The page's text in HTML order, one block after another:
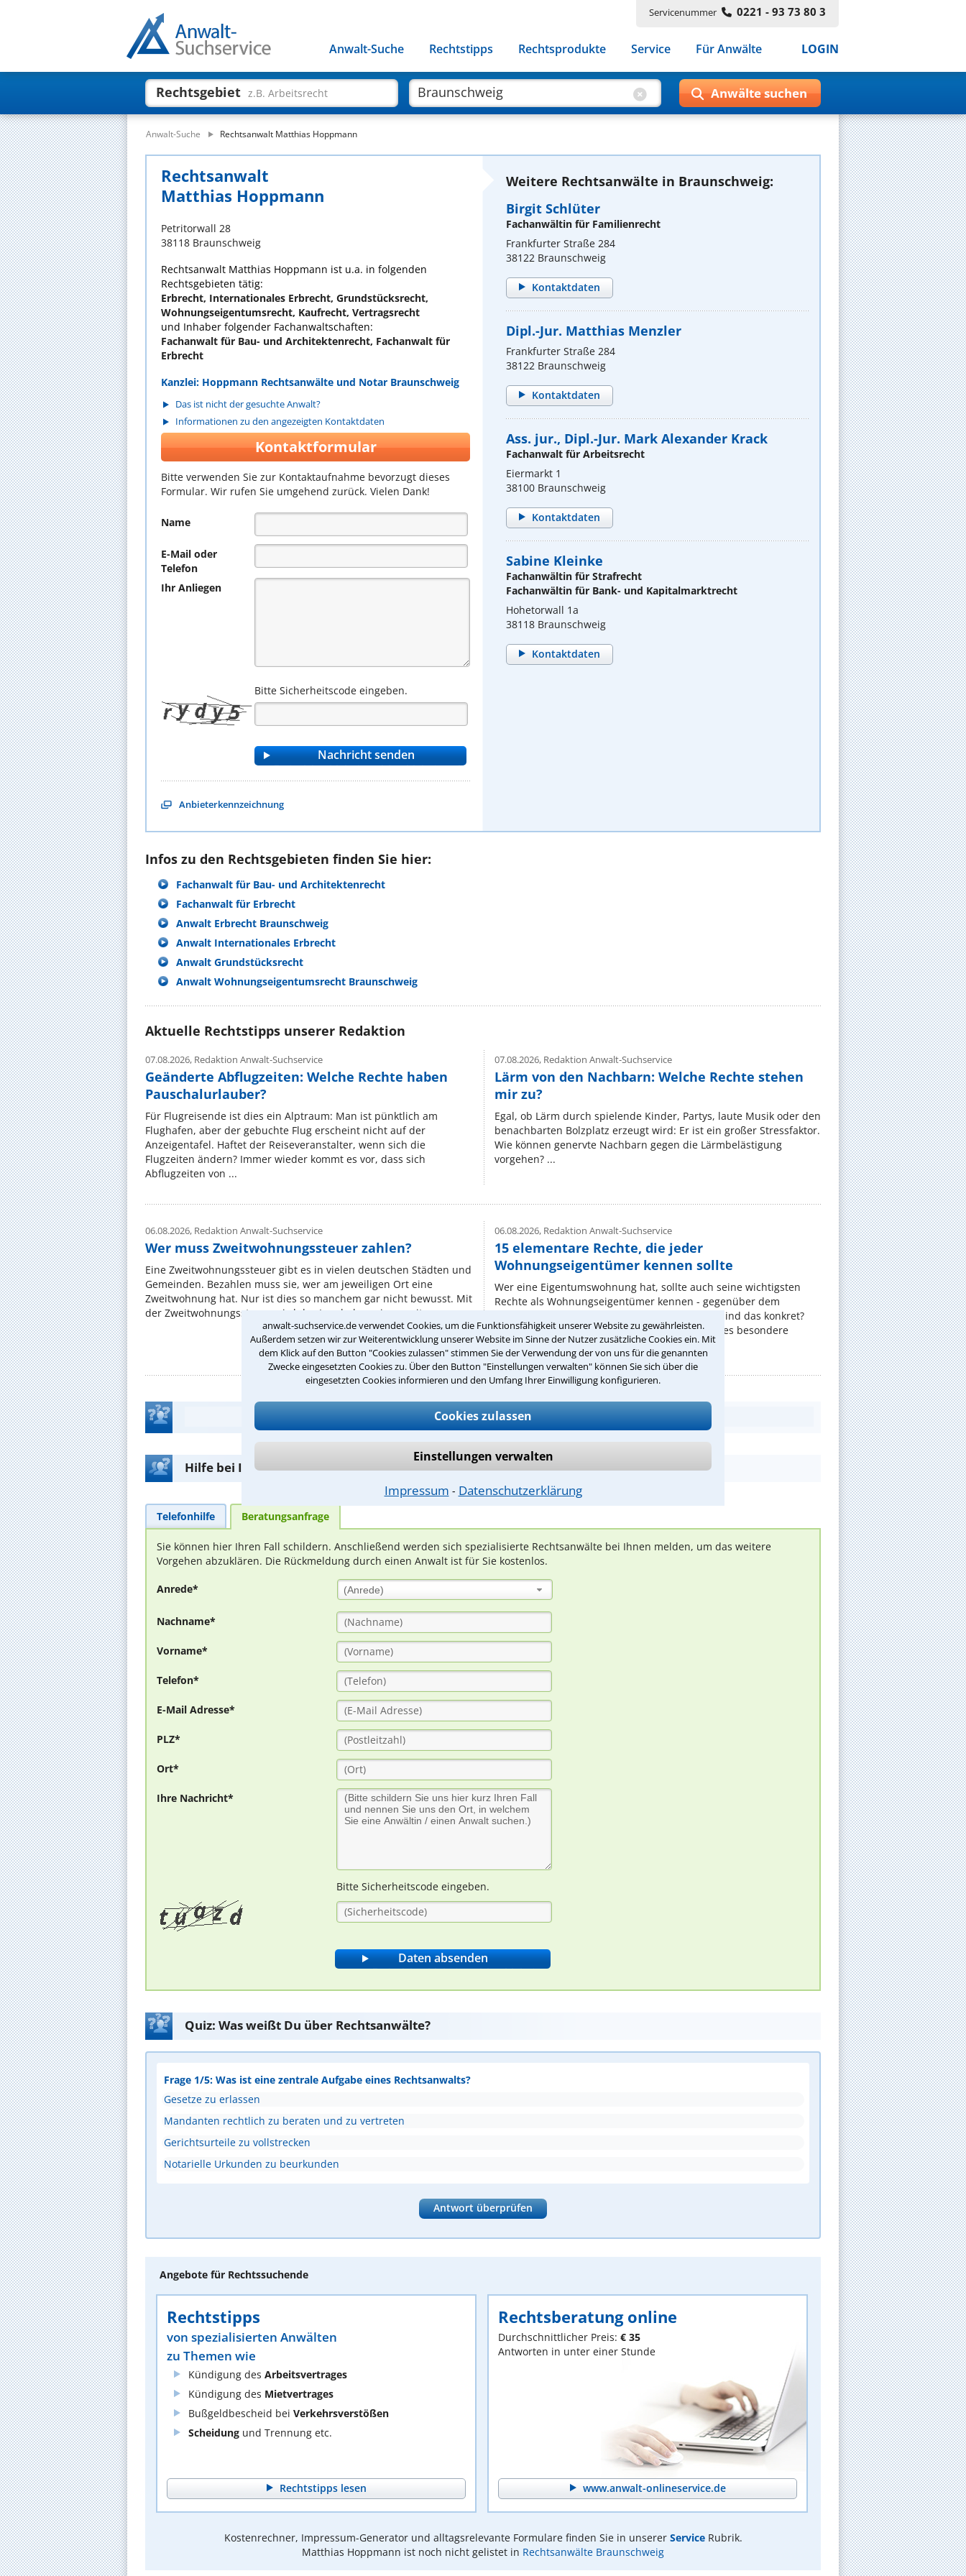
anwalt-suchservice.de verwendet Cookies, um die Funktionsfähigkeit unserer Website zu gewährleisten.
Außerdem setzen wir zur Weiterentwicklung unserer Website im Sinne der Nutzer zusätzliche Cookies ein. Mit
dem Klick auf den Button "Cookies zulassen" stimmen Sie der Verwendung der von uns für die genannten
Zwecke eingesetzten Cookies zu. Über den Button "Einstellungen verwalten" können Sie sich über die
eingesetzten Cookies informieren und den Umfang Ihrer Einwilligung konfigurieren.
Cookies zulassen
Einstellungen verwalten
Impressum ⁃ Datenschutzerklärung
Servicenummer 0221 - 93 73 80 3
Anwalt-Suche Rechtstipps Rechtsprodukte Service Für Anwälte LOGIN
Rechtsgebiet z.B. Arbeitsrecht
Anwalt-Suche Rechtsanwalt Matthias Hoppmann
Rechtsanwalt
Matthias Hoppmann
Petritorwall 28
38118 Braunschweig
Rechtsanwalt Matthias Hoppmann ist u.a. in folgenden
Rechtsgebieten tätig:
Erbrecht, Internationales Erbrecht, Grundstücksrecht,
Wohnungseigentumsrecht, Kaufrecht, Vertragsrecht
und Inhaber folgender Fachanwaltschaften:
Fachanwalt für Bau- und Architektenrecht, Fachanwalt für
Erbrecht
Kanzlei: Hoppmann Rechtsanwälte und Notar Braunschweig
Das ist nicht der gesuchte Anwalt?
Informationen zu den angezeigten Kontaktdaten
Kontaktformular
Bitte verwenden Sie zur Kontaktaufnahme bevorzugt dieses
Formular. Wir rufen Sie umgehend zurück. Vielen Dank!
Name
E-Mail oder
Telefon
Ihr Anliegen
Bitte Sicherheitscode eingeben.
Anbieterkennzeichnung
Weitere Rechtsanwälte in Braunschweig:
Birgit Schlüter
Fachanwältin für Familienrecht
Frankfurter Straße 284
38122 Braunschweig
Kontaktdaten
Dipl.-Jur. Matthias Menzler
Frankfurter Straße 284
38122 Braunschweig
Kontaktdaten
Ass. jur., Dipl.-Jur. Mark Alexander Krack
Fachanwalt für Arbeitsrecht
Eiermarkt 1
38100 Braunschweig
Kontaktdaten
Sabine Kleinke
Fachanwältin für Strafrecht
Fachanwältin für Bank- und Kapitalmarktrecht
Hohetorwall 1a
38118 Braunschweig
Kontaktdaten
Infos zu den Rechtsgebieten finden Sie hier:
Fachanwalt für Bau- und Architektenrecht
Fachanwalt für Erbrecht
Anwalt Erbrecht Braunschweig
Anwalt Internationales Erbrecht
Anwalt Grundstücksrecht
Anwalt Wohnungseigentumsrecht Braunschweig
Aktuelle Rechtstipps unserer Redaktion
07.08.2026, Redaktion Anwalt-Suchservice
Geänderte Abflugzeiten: Welche Rechte haben
Pauschalurlauber?
Für Flugreisende ist dies ein Alptraum: Man ist pünktlich am
Flughafen, aber der gebuchte Flug erscheint nicht auf der
Anzeigentafel. Haftet der Reiseveranstalter, wenn sich die
Flugzeiten ändern? Immer wieder kommt es vor, dass sich
Abflugzeiten von ...
07.08.2026,Redaktion Anwalt-Suchservice
Lärm von den Nachbarn: Welche Rechte stehen
mir zu?
Egal, ob Lärm durch spielende Kinder, Partys, laute Musik oder den
benachbarten Bolzplatz erzeugt wird: Er ist ein großer Stressfaktor.
Wie können genervte Nachbarn gegen die Lärmbelästigung
vorgehen? ...
06.08.2026, Redaktion Anwalt-Suchservice
Wer muss Zweitwohnungssteuer zahlen?
Eine Zweitwohnungssteuer gibt es in vielen deutschen Städten und
Gemeinden. Bezahlen muss sie, wer am jeweiligen Ort eine
Zweitwohnung hat. Nur ist dies so manchem gar nicht bewusst. Mit
der Zweitwohnungssteuer wird das Innehaben einer weiteren ...
06.08.2026,Redaktion Anwalt-Suchservice
15 elementare Rechte, die jeder
Wohnungseigentümer kennen sollte
Wer eine Eigentumswohnung hat, sollte auch seine wichtigsten
Rechte als Wohnungseigentümer kennen - gegenüber dem
Verwalter und der Gemeinschaft. Aber welche sind das konkret?
Für Wohnungseigentümergemeinschaften gibt es besondere
Regeln, niedergelegt ...
Teste Dein Rechtswissen
Hilfe bei Ihrer Anwaltsuche?
Telefonhilfe Beratungsanfrage
Sie können hier Ihren Fall schildern. Anschließend werden sich spezialisierte Rechtsanwälte bei Ihnen melden, um das weitere
Vorgehen abzuklären. Die Rückmeldung durch einen Anwalt ist für Sie kostenlos.
Anrede* (Anrede)
Nachname*
Vorname*
Telefon*
E-Mail Adresse*
PLZ*
Ort*
Ihre Nachricht*
Bitte Sicherheitscode eingeben.
Quiz: Was weißt Du über Rechtsanwälte?
Frage 1/5: Was ist eine zentrale Aufgabe eines Rechtsanwalts?
Gesetze zu erlassen
Mandanten rechtlich zu beraten und zu vertreten
Gerichtsurteile zu vollstrecken
Notarielle Urkunden zu beurkunden
Antwort überprüfen
Angebote für Rechtssuchende
Rechtstipps
von spezialisierten Anwälten
zu Themen wie
Kündigung des Arbeitsvertrages
Kündigung des Mietvertrages
Bußgeldbescheid bei Verkehrsverstößen
Scheidung und Trennung etc.
Rechtstipps lesen
Rechtsberatung online
Durchschnittlicher Preis: € 35
Antworten in unter einer Stunde
www.anwalt-onlineservice.de
Kostenrechner, Impressum-Generator und alltagsrelevante Formulare finden Sie in unserer ServiceRubrik.
Matthias Hoppmann ist noch nicht gelistet in Rechtsanwälte Braunschweig